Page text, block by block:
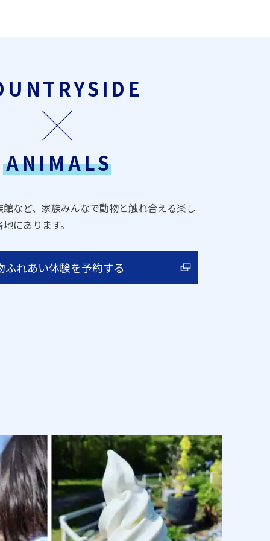
ANIMALS
など、家族みんなで動物と触れ合える楽し
にあります。
ふれあい体験を予約する